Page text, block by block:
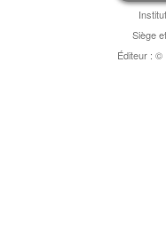
Siège
Éditeur : ©